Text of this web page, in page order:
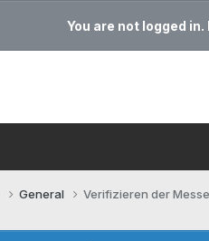
You are not logged
General Verifizieren der